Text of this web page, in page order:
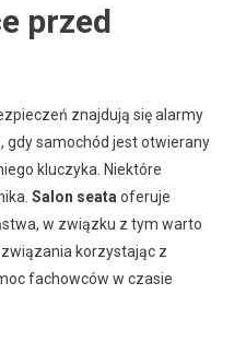
przed
znajdują się alarmy
gdy samochód jest otwierany
kluczyka. Niektóre
Salon seata oferuje
w związku z tym warto
korzystając z
fachowców w czasie